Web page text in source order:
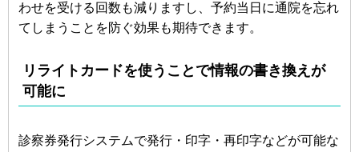
わせを受ける回数も減りますし、予約当日に通院を忘れ
てしまうことを防ぐ効果も期待できます。
リライトカードを使うことで情報の書き換えが
可能に
診察券発行システムで発行・印字・再印字などが可能な